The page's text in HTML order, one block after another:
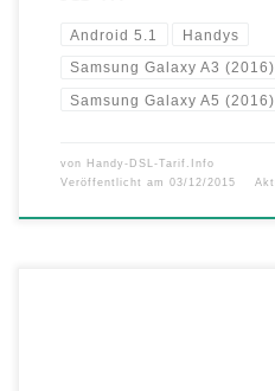
Android 5.1 Handys
Samsung Galaxy A3 (2016)
Samsung Galaxy A5 (2016)
von Handy-DSL-Tarif.Info
Veröffentlicht am 03/12/2015